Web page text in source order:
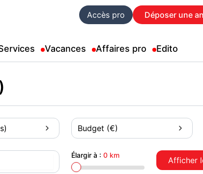
Accès pro Déposer une
Vacances Affaires pro Edito
Budget (€)
Élargir à :0 km
Afficher